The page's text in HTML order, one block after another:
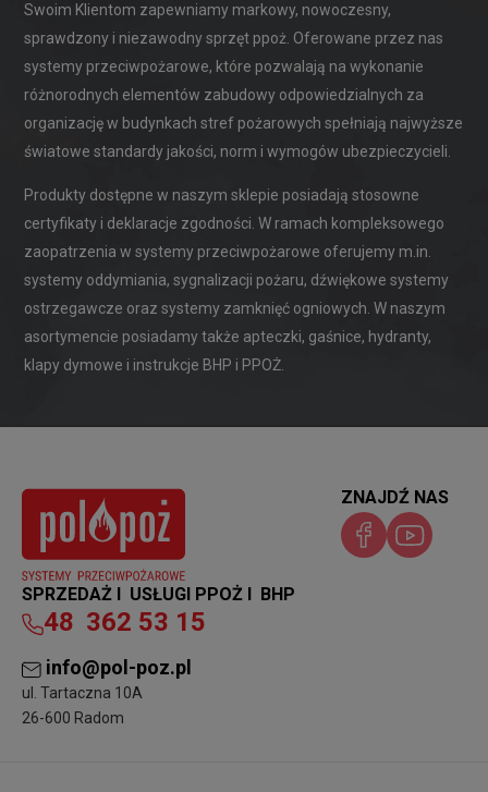
Swoim Klientom zapewniamy markowy, nowoczesny,
sprawdzony i niezawodny sprzęt ppoż. Oferowane przez nas
systemy przeciwpożarowe, które pozwalają na wykonanie
różnorodnych elementów zabudowy odpowiedzialnych za
organizację w budynkach stref pożarowych spełniają najwyższe
światowe standardy jakości, norm i wymogów ubezpieczycieli.
Produkty dostępne w naszym sklepie posiadają stosowne
certyfikaty i deklaracje zgodności. W ramach kompleksowego
zaopatrzenia w systemy przeciwpożarowe oferujemy m.in.
systemy oddymiania, sygnalizacji pożaru, dźwiękowe systemy
ostrzegawcze oraz systemy zamknięć ogniowych. W naszym
asortymencie posiadamy także apteczki, gaśnice, hydranty,
klapy dymowe i instrukcje BHP i PPOŻ.
SPRZEDAŻ I USŁUGI PPOŻ I BHP
48 362 53 15
info@pol-poz.pl
ul. Tartaczna 10A
26-600 Radom
ZNAJDŹ NAS